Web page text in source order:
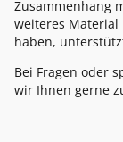
Zusammenhang
weiteres
haben,
Bei Fragen oder
wir Ihnen gerne